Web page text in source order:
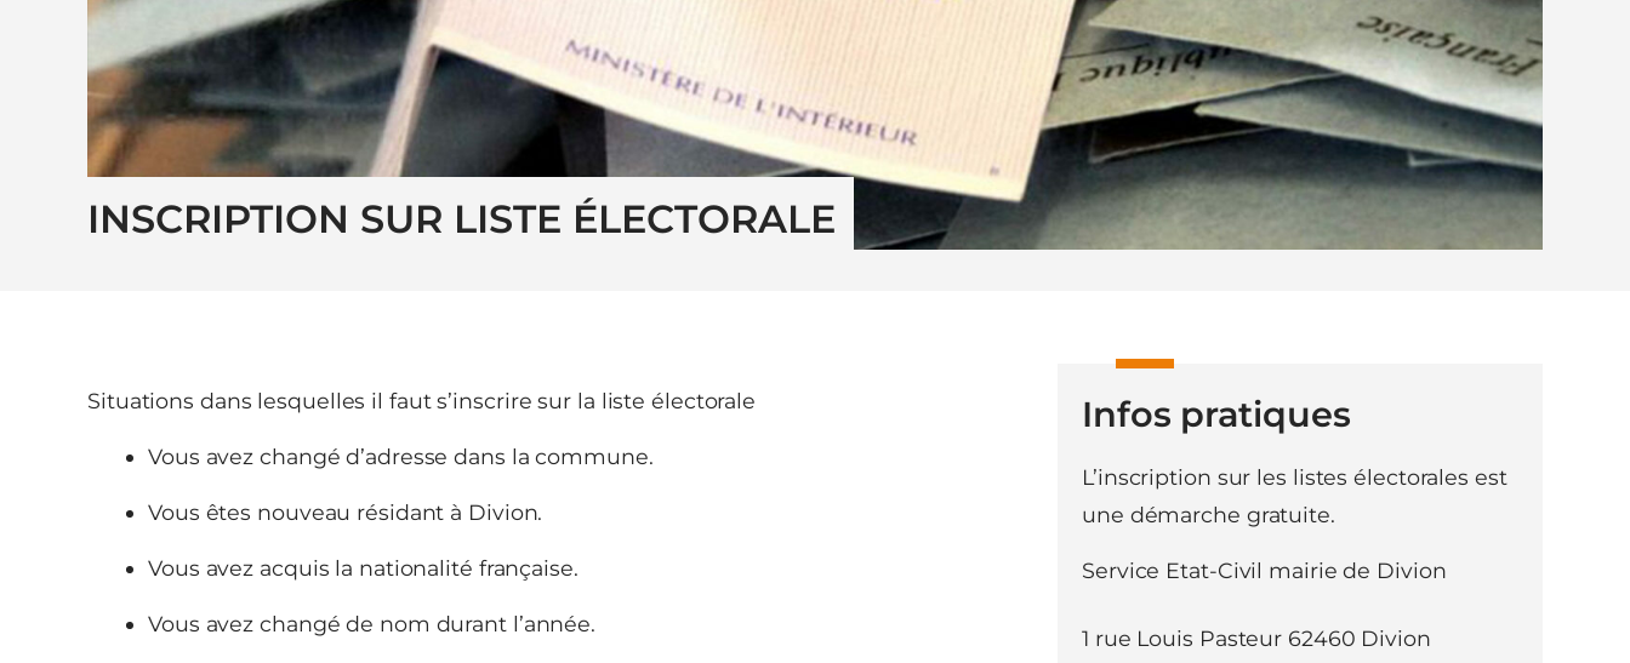
INSCRIPTION SUR LISTE ÉLECTORALE
Situations dans lesquelles il faut s’inscrire sur la liste électorale
Vous avez changé d’adresse dans la commune.
Vous êtes nouveau résidant à Divion.
Vous avez acquis la nationalité française.
Vous avez changé de nom durant l’année.
Infos pratiques
L’inscription sur les listes électorales est
une démarche gratuite.
Service Etat-Civil mairie de Divion
1 rue Louis Pasteur 62460 Divion